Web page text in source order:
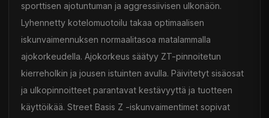
sporttisen ajotuntuman ja aggressiivisen ulkonäön.
Lyhennetty kotelomuotoilu takaa optimaalisen
iskunvaimennuksen normaalitasoa matalammalla
ajokorkeudella. Ajokorkeus säätyy ZT-pinnoitetun
kierreholkin ja jousen istuinten avulla. Päivitetyt sisäosat
ja ulkopinnoitteet parantavat kestävyyttä ja tuotteen
käyttöikää. Street Basis Z -iskunvaimentimet sopivat